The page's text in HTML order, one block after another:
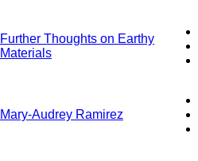
Further Thoughts on Earthy
Materials
Mary-Audrey Ramirez